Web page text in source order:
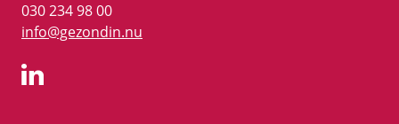
030 234 98 00
info@gezondin.nu